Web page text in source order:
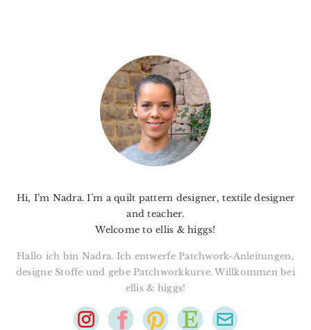
Hi, I’m Nadra. I’m a quilt pattern designer, textile designer
and teacher.
Welcome to ellis & higgs!
Hallo ich bin Nadra. Ich entwerfe Patchwork-Anleitungen,
designe Stoffe und gebe Patchworkkurse. Willkommen bei
ellis & higgs!